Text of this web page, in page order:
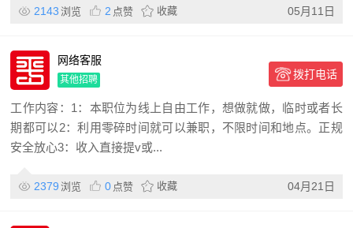
2143 浏览 2 点赞 收藏 05月11日
网络客服
其他招聘 拨打电话
工作内容：1：本职位为线上自由工作，想做就做，临时或者长
期都可以2：利用零碎时间就可以兼职，不限时间和地点。正规
安全放心3：收入直接提v或...
2379 浏览 0 点赞 收藏 04月21日